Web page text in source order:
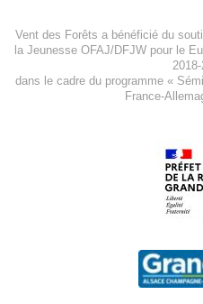
Vent des Forêts a bénéficié du
la Jeunesse OFAJ/DFJWpour le
dans le cadre du programme «
France-